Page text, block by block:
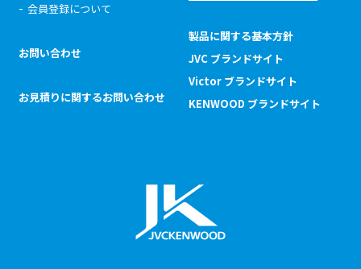
会員登録について
お問い合わせ
お見積りに関するお問い合わせ
製品に関する基本方針
JVC ブランドサイト
Victor ブランドサイト
KENWOOD ブランドサイト